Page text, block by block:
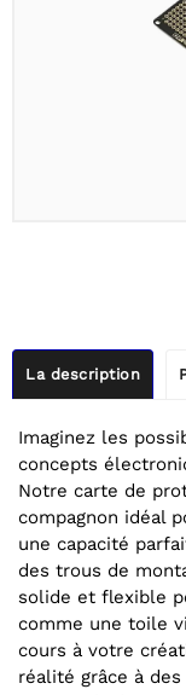
La description
Imaginez les
concepts
Notre carte de
compagnon idéal
une capacité
des trous de
solide et flexible
comme une toile
cours à votre
réalité grâce à